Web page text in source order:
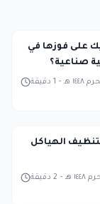
على فوزها في
1 دقيقة -
الهياكل
2 دقيقة -